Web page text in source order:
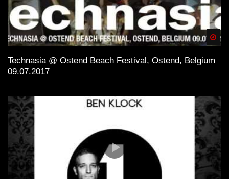
Technasia @ Ostend Beach Festival, Ostend, Belgium
09.07.2017